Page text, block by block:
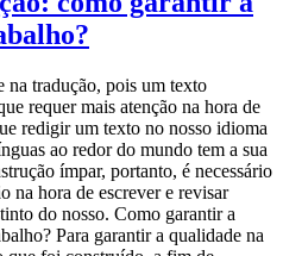
na tradução, pois um texto
requer mais atenção na hora de
redigir um texto no nosso idioma
ao redor do mundo tem a sua
ímpar, portanto, é necessário
na hora de escrever e revisar
do nosso. Como garantir a
Para garantir a qualidade na